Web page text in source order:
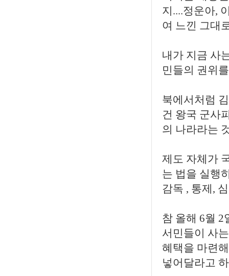
지....정운아,
여 느낀 그대
내가 지금 사
민들의 권위
북에서처럼
건 왕국 군사
의 나라라는
제도 자체가
는 법을 실행
감독 , 통제,
참 올해 6월 2
서민들이 사
혜택을 마련
넣어달라고